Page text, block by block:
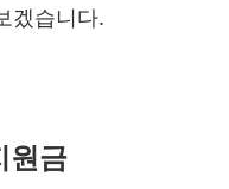
겠습니다.
원금